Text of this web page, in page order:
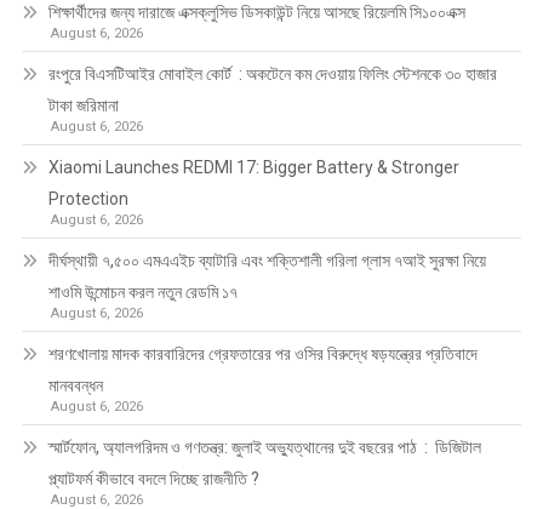
শিক্ষার্থীদের জন্য দারাজে এক্সক্লুসিভ ডিসকাউন্ট নিয়ে আসছে রিয়েলমি সি১০০এক্স
August 6, 2026
রংপুরে বিএসটিআইর মোবাইল কোর্ট : অকটেনে কম দেওয়ায় ফিলিং স্টেশনকে ৩০ হাজার
টাকা জরিমানা
August 6, 2026
Xiaomi Launches REDMI 17: Bigger Battery & Stronger
Protection
August 6, 2026
দীর্ঘস্থায়ী ৭,৫০০ এমএএইচ ব্যাটারি এবং শক্তিশালী গরিলা গ্লাস ৭আই সুরক্ষা নিয়ে
শাওমি উন্মোচন করল নতুন রেডমি ১৭
August 6, 2026
শরণখোলায় মাদক কারবারিদের গ্রেফতারের পর ওসির বিরুদ্ধে ষড়যন্ত্রের প্রতিবাদে
মানববন্ধন
August 6, 2026
স্মার্টফোন, অ্যালগরিদম ও গণতন্ত্র: জুলাই অভ্যুত্থানের দুই বছরের পাঠ : ডিজিটাল
প্ল্যাটফর্ম কীভাবে বদলে দিচ্ছে রাজনীতি ?
August 6, 2026